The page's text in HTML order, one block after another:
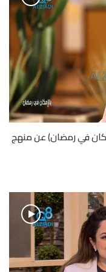
في رمضان) عن منهج